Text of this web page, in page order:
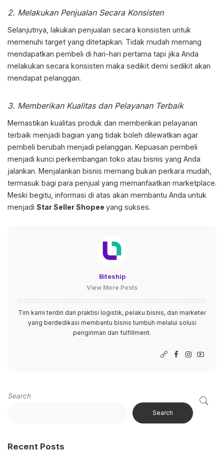
2. Melakukan Penjualan Secara Konsisten
Selanjutnya, lakukan penjualan secara konsisten untuk
memenuhi target yang ditetapkan. Tidak mudah memang
mendapatkan pembeli di hari-hari pertama tapi jika Anda
melakukan secara konsisten maka sedikit demi sedikit akan
mendapat pelanggan.
3. Memberikan Kualitas dan Pelayanan Terbaik
Memastikan kualitas produk dan memberikan pelayanan
terbaik menjadi bagian yang tidak boleh dilewatkan agar
pembeli berubah menjadi pelanggan. Kepuasan pembeli
menjadi kunci perkembangan toko atau bisnis yang Anda
jalankan. Menjalankan bisnis memang bukan perkara mudah,
termasuk bagi para penjual yang memanfaatkan marketplace.
Meski begitu, informasi di atas akan membantu Anda untuk
menjadi Star Seller Shopee yang sukses.
Biteship
View More Posts
Tim kami terdiri dari praktisi logistik, pelaku bisnis, dan marketer
yang berdedikasi membantu bisnis tumbuh melalui solusi
pengiriman dan fulfillment.
Search
Search
Recent Posts